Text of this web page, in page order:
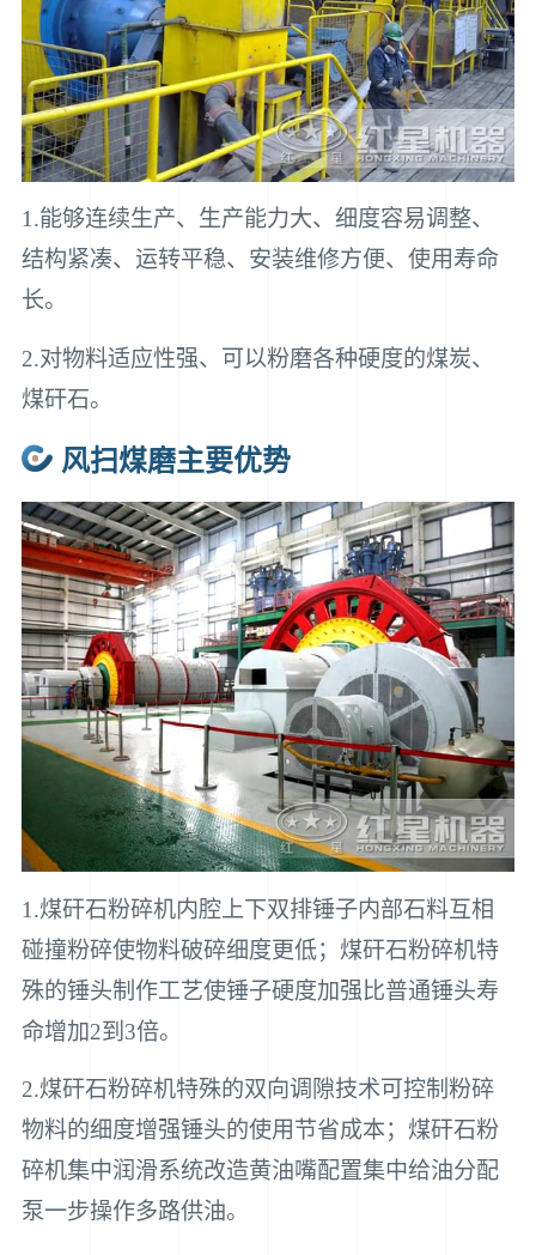
1.能够连续生产、生产能力大、细度容易调整、
结构紧凑、运转平稳、安装维修方便、使用寿命
长。
2.对物料适应性强、可以粉磨各种硬度的煤炭、
煤矸石。
风扫煤磨主要优势
1.煤矸石粉碎机内腔上下双排锤子内部石料互相
碰撞粉碎使物料破碎细度更低；煤矸石粉碎机特
殊的锤头制作工艺使锤子硬度加强比普通锤头寿
命增加2到3倍。
2.煤矸石粉碎机特殊的双向调隙技术可控制粉碎
物料的细度增强锤头的使用节省成本；煤矸石粉
碎机集中润滑系统改造黄油嘴配置集中给油分配
泵一步操作多路供油。